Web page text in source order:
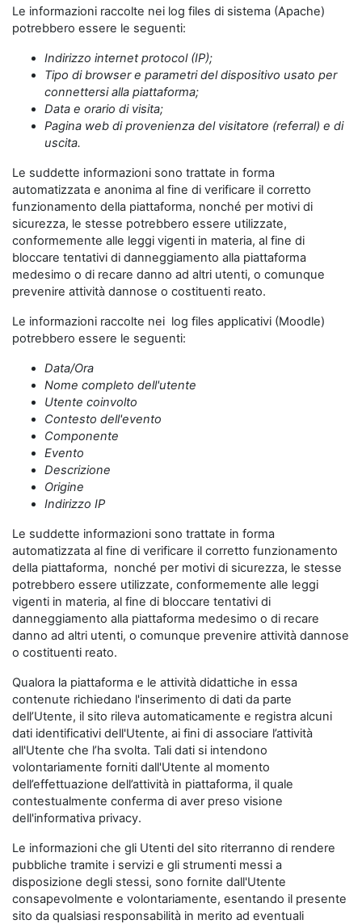
Le informazioni raccolte nei log files di sistema (Apache)
potrebbero essere le seguenti:
Indirizzo internet protocol (IP);
Tipo di browser e parametri del dispositivo usato per
connettersi alla piattaforma;
Data e orario di visita;
Pagina web di provenienza del visitatore (referral) e di
uscita.
Le suddette informazioni sono trattate in forma
automatizzata e anonima al fine di verificare il corretto
funzionamento della piattaforma, nonché per motivi di
sicurezza, le stesse potrebbero essere utilizzate,
conformemente alle leggi vigenti in materia, al fine di
bloccare tentativi di danneggiamento alla piattaforma
medesimo o di recare danno ad altri utenti, o comunque
prevenire attività dannose o costituenti reato.
Le informazioni raccolte nei log files applicativi (Moodle)
potrebbero essere le seguenti:
Data/Ora
Nome completo dell'utente
Utente coinvolto
Contesto dell'evento
Componente
Evento
Descrizione
Origine
Indirizzo IP
Le suddette informazioni sono trattate in forma
automatizzata al fine di verificare il corretto funzionamento
della piattaforma, nonché per motivi di sicurezza, le stesse
potrebbero essere utilizzate, conformemente alle leggi
vigenti in materia, al fine di bloccare tentativi di
danneggiamento alla piattaforma medesimo o di recare
danno ad altri utenti, o comunque prevenire attività dannose
o costituenti reato.
Qualora la piattaforma e le attività didattiche in essa
contenute richiedano l'inserimento di dati da parte
dell’Utente, il sito rileva automaticamente e registra alcuni
dati identificativi dell'Utente, ai fini di associare l’attività
all'Utente che l’ha svolta. Tali dati si intendono
volontariamente forniti dall'Utente al momento
dell’effettuazione dell’attività in piattaforma, il quale
contestualmente conferma di aver preso visione
dell'informativa privacy.
Le informazioni che gli Utenti del sito riterranno di rendere
pubbliche tramite i servizi e gli strumenti messi a
disposizione degli stessi, sono fornite dall'Utente
consapevolmente e volontariamente, esentando il presente
sito da qualsiasi responsabilità in merito ad eventuali